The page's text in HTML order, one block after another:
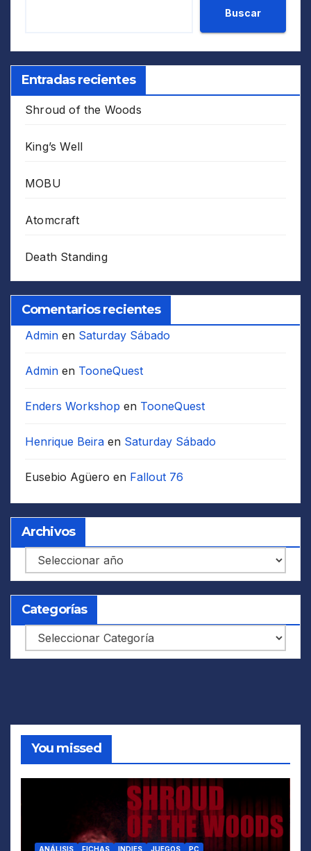
Buscar
Entradas recientes
Shroud of the Woods
King’s Well
MOBU
Atomcraft
Death Standing
Comentarios recientes
Admin en Saturday Sábado
Admin en TooneQuest
Enders Workshop en TooneQuest
Henrique Beira en Saturday Sábado
Eusebio Agüero en Fallout 76
Archivos
Archivos
Categorías
Categorías
You missed
ANÁLISIS FICHAS INDIES JUEGOS PC